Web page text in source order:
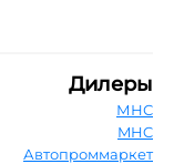
Дилеры
МНС
MHC
Автопроммаркет